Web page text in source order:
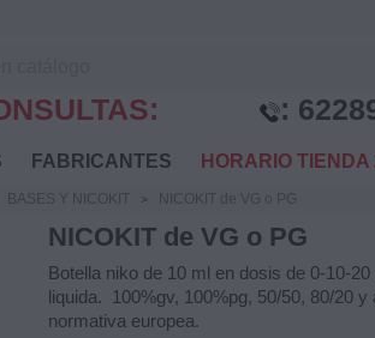
:
FABRICANTES HORARIO TIENDA
BASES Y NICOKIT NICOKIT de VG o PG
NICOKIT de VG o PG
Botella niko de 10 ml en dosis de 0-10-
liquida. 100%gv, 100%pg, 50/50, 80/20 y
normativa europea.